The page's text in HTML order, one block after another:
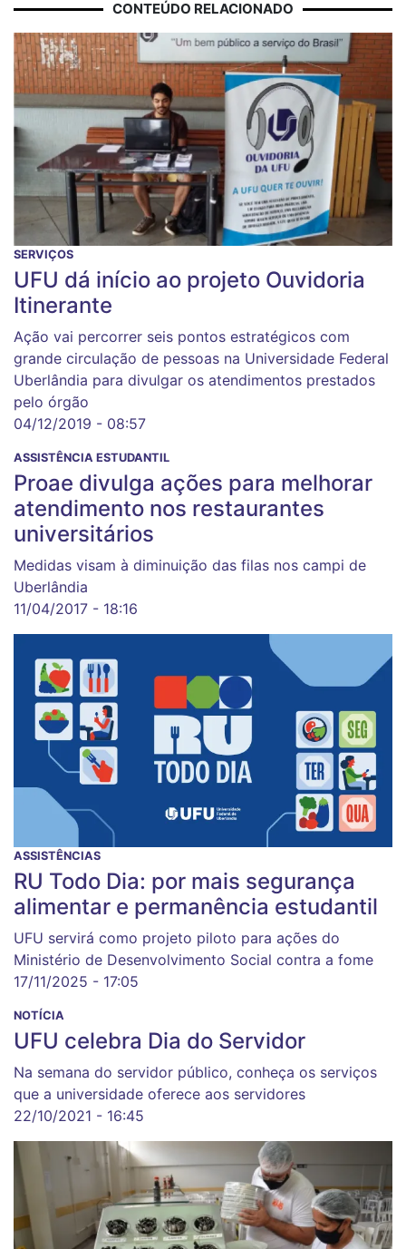
CONTEÚDO RELACIONADO
SERVIÇOS
UFU dá início ao projeto Ouvidoria
Itinerante
Ação vai percorrer seis pontos estratégicos com
grande circulação de pessoas na Universidade Federal
Uberlândia para divulgar os atendimentos prestados
pelo órgão
04/12/2019 - 08:57
ASSISTÊNCIA ESTUDANTIL
Proae divulga ações para melhorar
atendimento nos restaurantes
universitários
Medidas visam à diminuição das filas nos campi de
Uberlândia
11/04/2017 - 18:16
ASSISTÊNCIAS
RU Todo Dia: por mais segurança
alimentar e permanência estudantil
UFU servirá como projeto piloto para ações do
Ministério de Desenvolvimento Social contra a fome
17/11/2025 - 17:05
NOTÍCIA
UFU celebra Dia do Servidor
Na semana do servidor público, conheça os serviços
que a universidade oferece aos servidores
22/10/2021 - 16:45